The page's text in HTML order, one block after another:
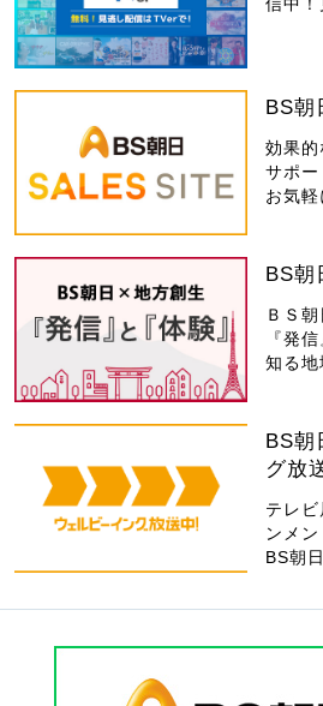
信中！
BS朝
効果
サポー
お気軽
BS朝
ＢＳ
『発
知る地
BS朝
グ放
テレ
ンメ
BS朝